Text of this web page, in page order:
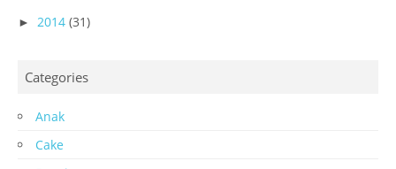
► 2014 (31)
Categories
Anak
Cake